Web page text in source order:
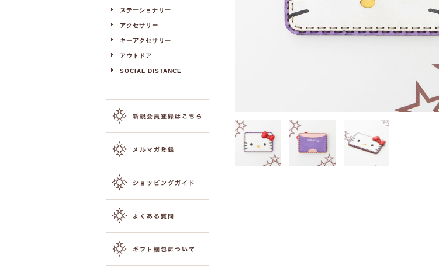
ステーショナリー
アクセサリー
キーアクセサリー
アウトドア
SOCIAL DISTANCE